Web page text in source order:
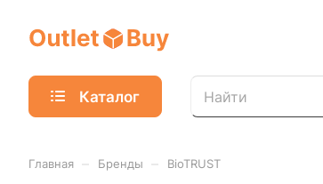
Каталог
Главная Бренды BioTRUST